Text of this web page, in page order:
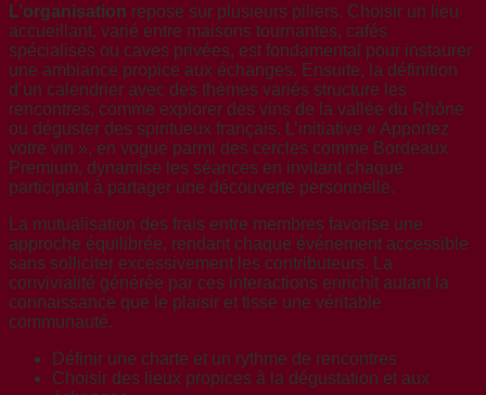
L’organisation repose sur plusieurs piliers. Choisir un lieu
accueillant, varié entre maisons tournantes, cafés
spécialisés ou caves privées, est fondamental pour instaurer
une ambiance propice aux échanges. Ensuite, la définition
d’un calendrier avec des thèmes variés structure les
rencontres, comme explorer des vins de la vallée du Rhône
ou déguster des spiritueux français. L’initiative « Apportez
votre vin », en vogue parmi des cercles comme Bordeaux
Premium, dynamise les séances en invitant chaque
participant à partager une découverte personnelle.
La mutualisation des frais entre membres favorise une
approche équilibrée, rendant chaque événement accessible
sans solliciter excessivement les contributeurs. La
convivialité générée par ces interactions enrichit autant la
connaissance que le plaisir et tisse une véritable
communauté.
Définir une charte et un rythme de rencontres
Choisir des lieux propices à la dégustation et aux